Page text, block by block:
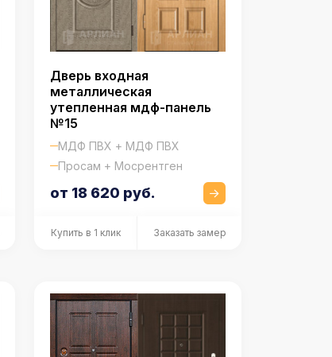
Дверь входная
металлическая
утепленная мдф-панель
№15
МДФ ПВХ + МДФ ПВХ
Просам + Мосрентген
от 18 620 руб.
Купить в 1 клик Заказать замер